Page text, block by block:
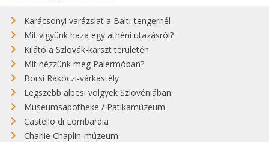
Karácsonyi varázslat a Balti-tengernél
Mit vigyünk haza egy athéni utazásról?
Kilátó a Szlovák-karszt területén
Mit nézzünk meg Palermóban?
Borsi Rákóczi-várkastély
Legszebb alpesi völgyek Szlovéniában
Museumsapotheke / Patikamúzeum
Castello di Lombardia
Charlie Chaplin-múzeum